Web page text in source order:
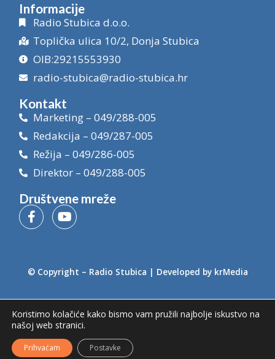
Informacije
Radio Stubica d.o.o.
Toplička ulica 10/2, Donja Stubica
OIB:29215553930
radio-stubica@radio-stubica.hr
Kontakt
Marketing – 049/288-005
Redakcija – 049/287-005
Režija – 049/286-005
Direktor – 049/288-005
Društvene mreže
© Copyright – Radio Stubica | Developed by krMedia
Koristimo kolačiće kako bismo vam pružili najbolje iskustvo na
našoj web stranici.
Prihvaćam Postavke